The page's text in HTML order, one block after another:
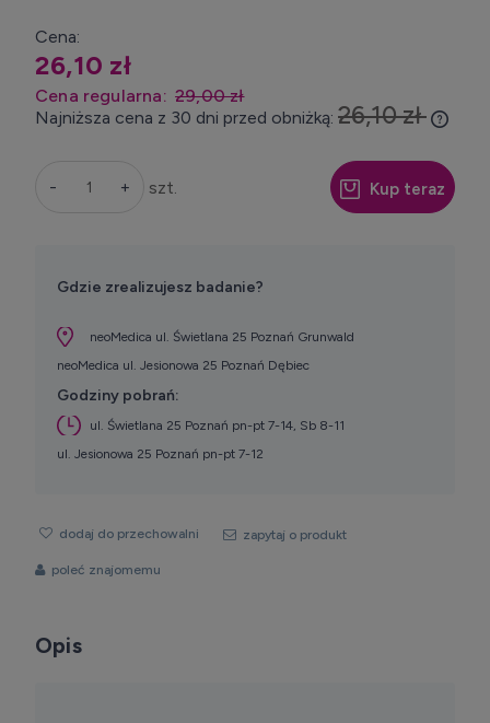
Cena:
26,10 zł
Cena regularna: 29,00 zł
Najniższa cena z 30 dni przed obniżką: 26,10 zł
+
- szt. Kup teraz
Gdzie zrealizujesz badanie?
neoMedica ul. Świetlana 25 Poznań Grunwald
neoMedica ul. Jesionowa 25 Poznań Dębiec
Godziny pobrań:
ul. Świetlana 25 Poznań pn-pt 7-14, Sb 8-11
ul. Jesionowa 25 Poznań pn-pt 7-12
dodaj do przechowalni zapytaj o produkt
poleć znajomemu
Opis